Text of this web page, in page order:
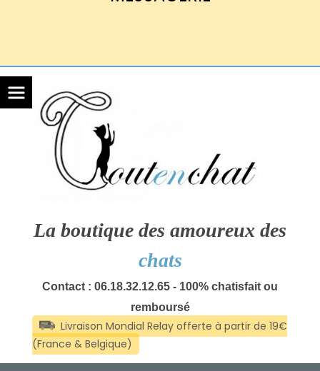
La boutique des amoureux des
chats
Contact : 06.18.32.12.65 - 100% chatisfait ou
remboursé